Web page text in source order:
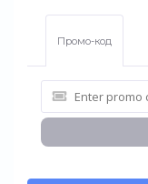
Промо-код